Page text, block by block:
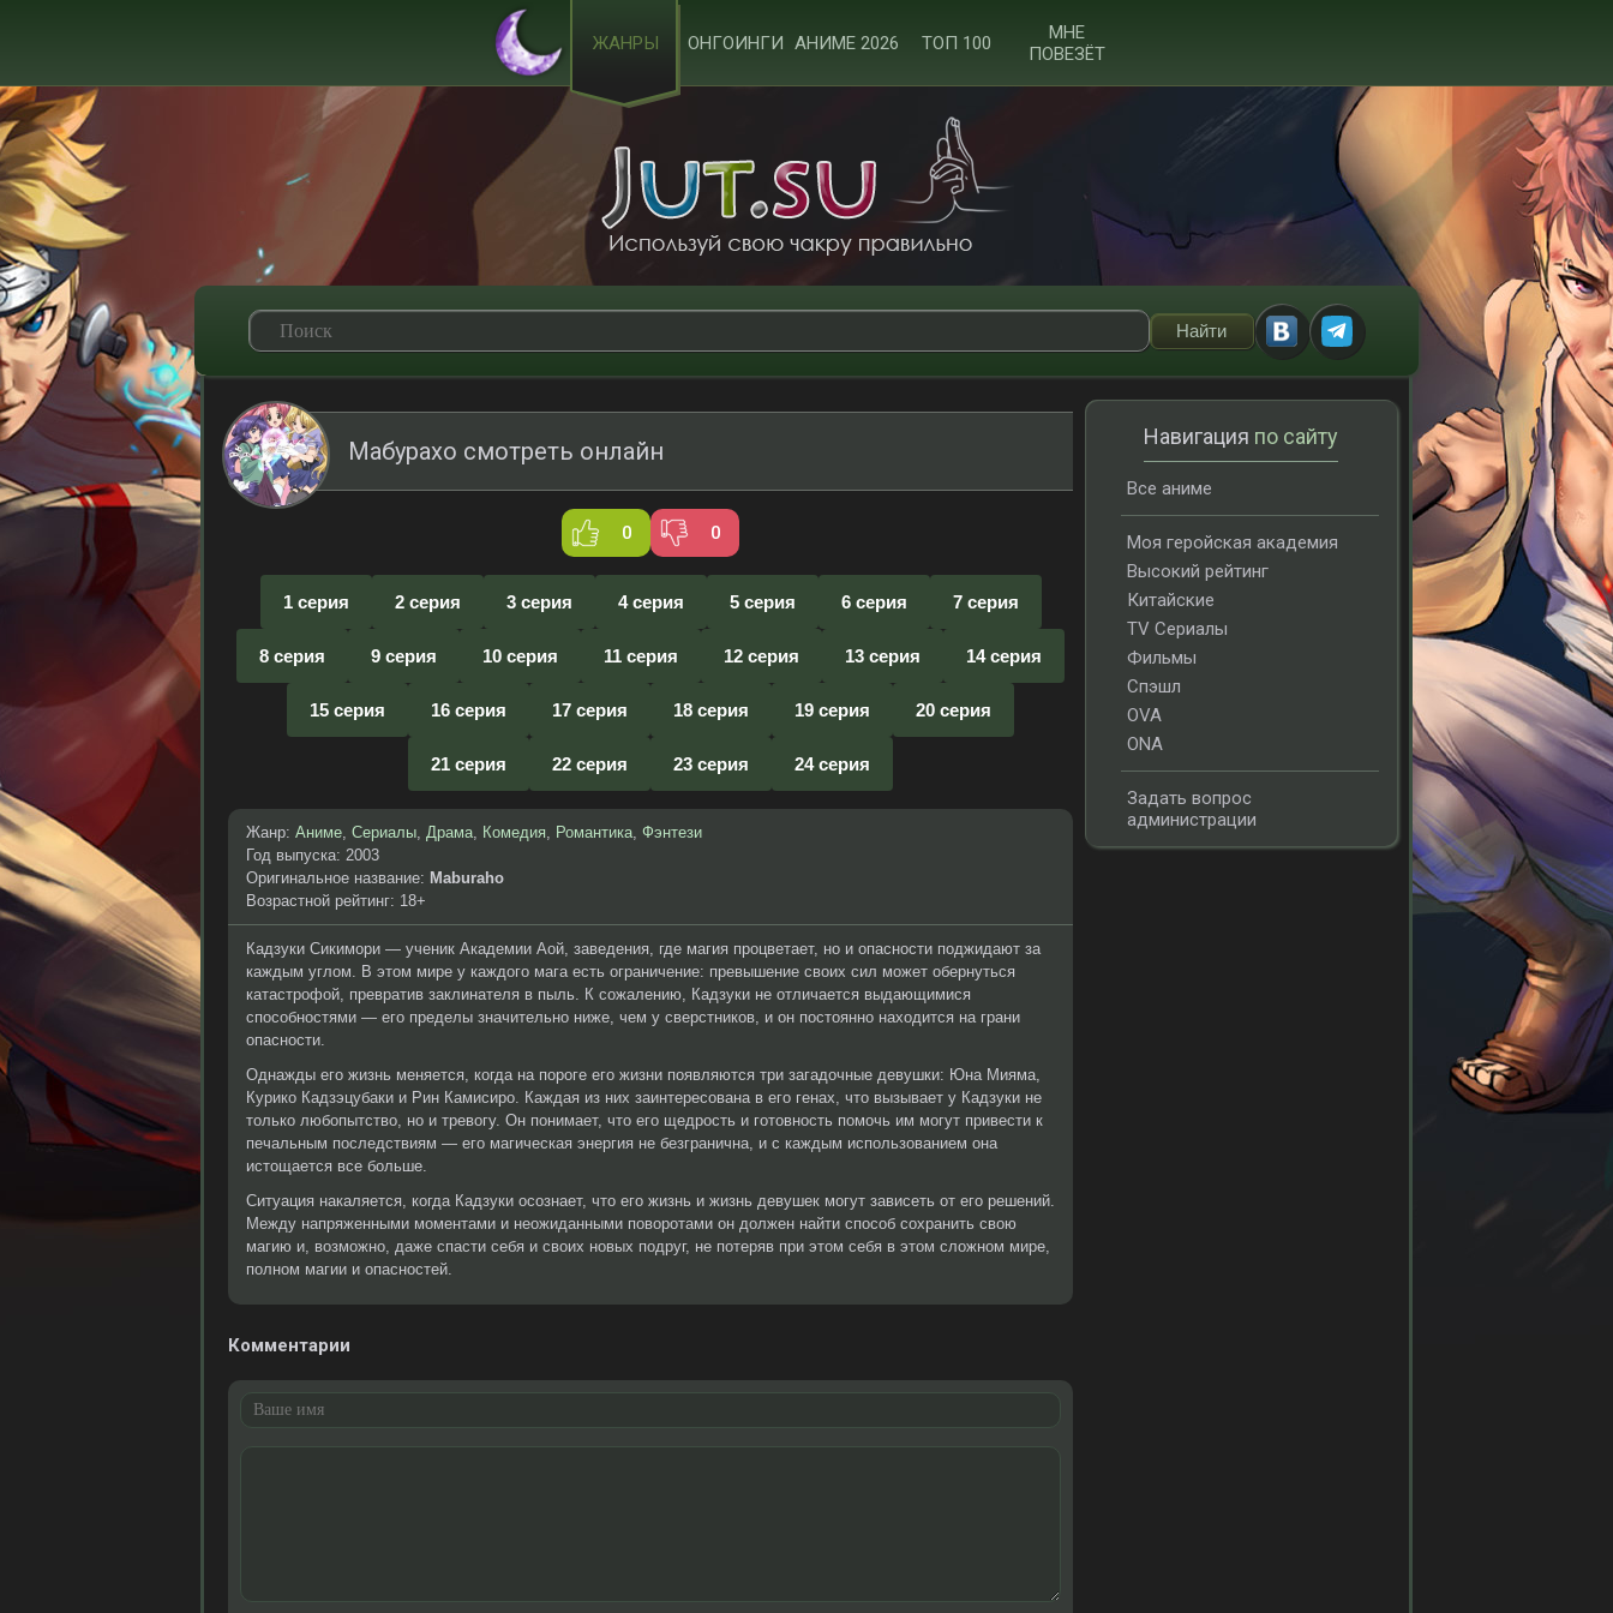
ЖАНРЫ ОНГОИНГИ АНИМЕ 2026 ТОП 100
МНЕ
ПОВЕЗЁТ
Мабурахо смотреть онлайн
0 0
1 серия 2 серия 3 серия 4 серия 5 серия 6 серия 7 серия
8 серия 9 серия 10 серия 11 серия 12 серия 13 серия 14 серия
15 серия 16 серия 17 серия 18 серия 19 серия 20 серия
21 серия 22 серия 23 серия 24 серия
Жанр: Аниме, Сериалы, Драма, Комедия, Романтика, Фэнтези
Год выпуска: 2003
Оригинальное название: Maburaho
Возрастной рейтинг: 18+
Кадзуки Сикимори — ученик Академии Аой, заведения, где магия процветает, но и опасности поджидают за
каждым углом. В этом мире у каждого мага есть ограничение: превышение своих сил может обернуться
катастрофой, превратив заклинателя в пыль. К сожалению, Кадзуки не отличается выдающимися
способностями — его пределы значительно ниже, чем у сверстников, и он постоянно находится на грани
опасности.
Однажды его жизнь меняется, когда на пороге его жизни появляются три загадочные девушки: Юна Мияма,
Курико Кадзэцубаки и Рин Камисиро. Каждая из них заинтересована в его генах, что вызывает у Кадзуки не
только любопытство, но и тревогу. Он понимает, что его щедрость и готовность помочь им могут привести к
печальным последствиям — его магическая энергия не безгранична, и с каждым использованием она
истощается все больше.
Ситуация накаляется, когда Кадзуки осознает, что его жизнь и жизнь девушек могут зависеть от его решений.
Между напряженными моментами и неожиданными поворотами он должен найти способ сохранить свою
магию и, возможно, даже спасти себя и своих новых подруг, не потеряв при этом себя в этом сложном мире,
полном магии и опасностей.
Комментарии
Навигация по сайту
Все аниме
Моя геройская академия
Высокий рейтинг
Китайские
TV Сериалы
Фильмы
Спэшл
OVA
ONA
Задать вопрос
администрации